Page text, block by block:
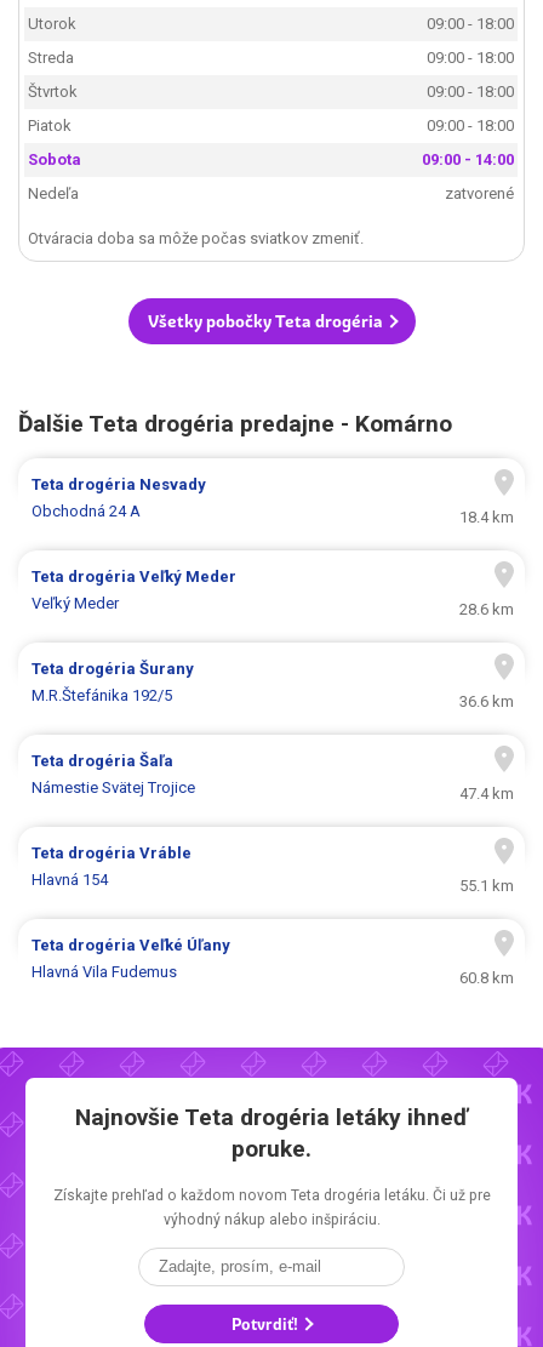
Utorok
09:00 - 18:00
Streda
09:00 - 18:00
Štvrtok
09:00 - 18:00
Piatok
09:00 - 18:00
Sobota
09:00 - 14:00
Nedeľa
zatvorené
Otváracia doba sa môže počas sviatkov zmeniť.
Všetky pobočky Teta drogéria
Ďalšie Teta drogéria predajne - Komárno
Teta drogéria Nesvady
Obchodná 24 A
18.4 km
Teta drogériaVeľký Meder
Veľký Meder
28.6 km
Teta drogériaŠurany
M.R.Štefánika 192/5
36.6 km
Teta drogériaŠaľa
Námestie Svätej Trojice
47.4 km
Teta drogériaVráble
Hlavná 154
55.1 km
Teta drogériaVeľké Úľany
Hlavná Vila Fudemus
60.8 km
Najnovšie Teta drogéria letáky ihneď
poruke.
Získajte prehľad o každom novom Teta drogéria letáku. Či už pre
výhodný nákup alebo inšpiráciu.
Potvrdiť!